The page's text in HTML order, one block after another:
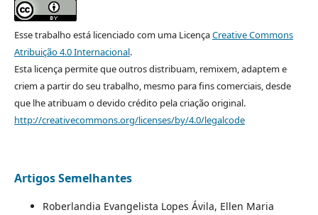
Esse trabalho está licenciado com uma LicençaCreative Commons
Atribuição 4.0 Internacional.
Esta licença permite que outros distribuam, remixem, adaptem e
criem a partir do seu trabalho, mesmo para fins comerciais, desde
que lhe atribuam o devido crédito pela criação original.
http://creativecommons.org/licenses/by/4.0/legalcode
Artigos Semelhantes
Roberlandia Evangelista Lopes Ávila, Ellen Maria